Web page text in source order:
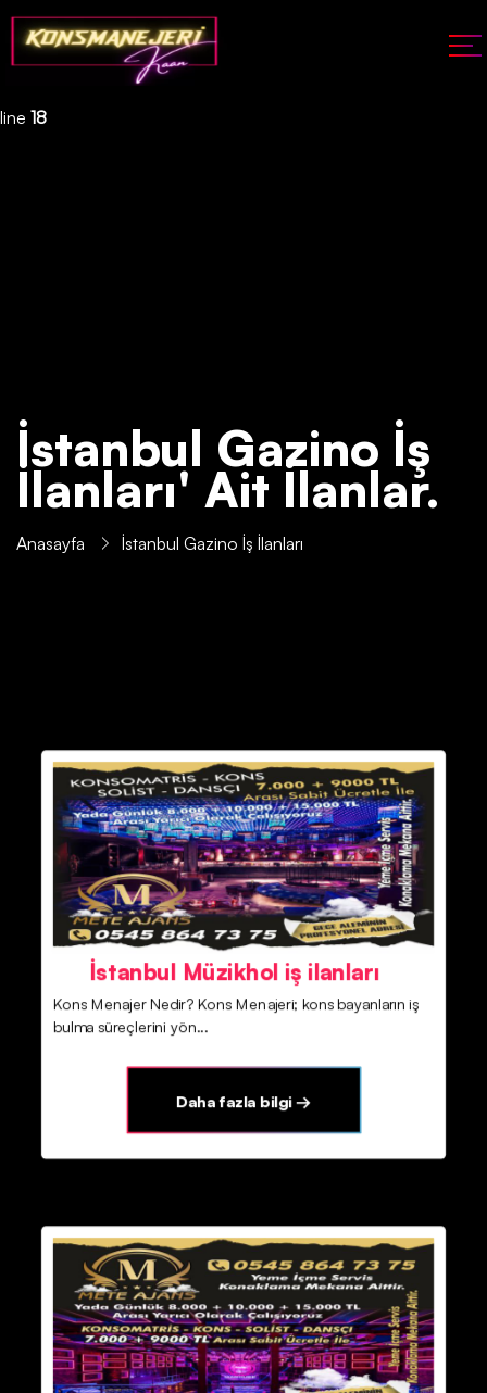
Deprecated: json_decode(): Passing null to parameter #1 ($json)
of type string is deprecated in
/home/konsmenajericom/public_html/api/kontrol/etiket.php
line 18
İstanbul Gazino İş
İlanları' Ait İlanlar.
Anasayfa İstanbul Gazino İş İlanları
İstanbul Müzikhol iş ilanları
Kons Menajer Nedir? Kons Menajeri; kons bayanların iş
bulma süreçlerini yön...
Daha fazla bilgi →